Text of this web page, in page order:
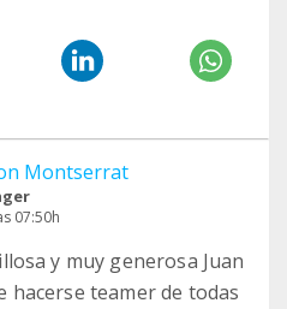
Montserrat
07:50h
y muy generosa Juan
hacerse teamer de todas